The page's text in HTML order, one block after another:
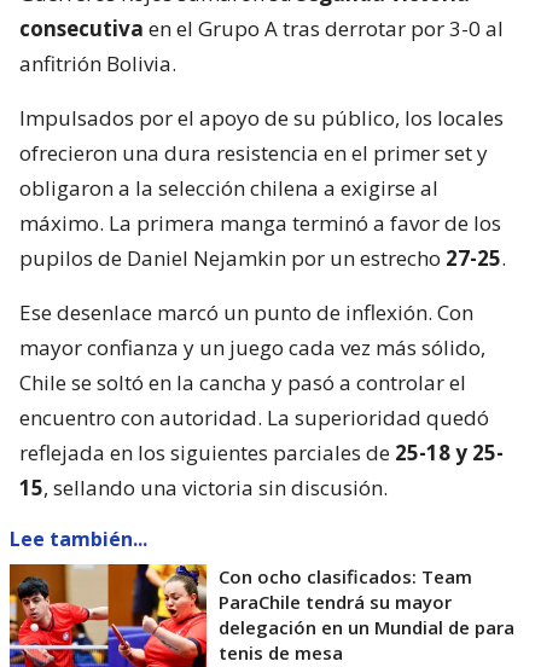
consecutiva en el Grupo A tras derrotar por 3-0 al
anfitrión Bolivia.
Impulsados por el apoyo de su público, los locales
ofrecieron una dura resistencia en el primer set y
obligaron a la selección chilena a exigirse al
máximo. La primera manga terminó a favor de los
pupilos de Daniel Nejamkin por un estrecho 27-25.
Ese desenlace marcó un punto de inflexión. Con
mayor confianza y un juego cada vez más sólido,
Chile se soltó en la cancha y pasó a controlar el
encuentro con autoridad. La superioridad quedó
reflejada en los siguientes parciales de 25-18 y 25-
15, sellando una victoria sin discusión.
Lee también...
Con ocho clasificados: Team
ParaChile tendrá su mayor
delegación en un Mundial de para
tenis de mesa